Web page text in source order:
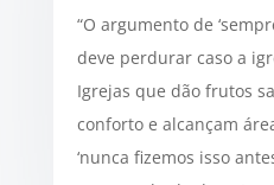
“O argumento de
deve perdurar caso a
Igrejas que dão frutos
conforto e alcançam
‘nunca fizemos isso